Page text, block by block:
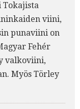
Tokajista
viini,
punaviini on
Fehér
valkoviini,
Myös Törley